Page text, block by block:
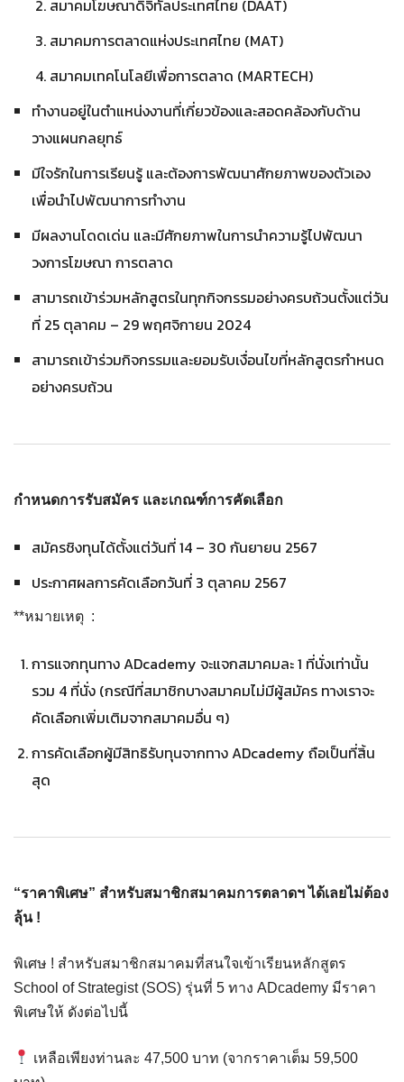
สมาคมโฆษณาดิจิทัลประเทศไทย (DAAT)
สมาคมการตลาดแห่งประเทศไทย (MAT)
สมาคมเทคโนโลยีเพื่อการตลาด (MARTECH)
ทำงานอยู่ในตำแหน่งงานที่เกี่ยวข้องและสอดคล้องกับด้าน
วางแผนกลยุทธ์
มีใจรักในการเรียนรู้ และต้องการพัฒนาศักยภาพของตัวเอง
เพื่อนำไปพัฒนาการทำงาน
มีผลงานโดดเด่น และมีศักยภาพในการนำความรู้ไปพัฒนา
วงการโฆษณา การตลาด
สามารถเข้าร่วมหลักสูตรในทุกกิจกรรมอย่างครบถ้วนตั้งแต่วัน
ที่ 25 ตุลาคม – 29 พฤศจิกายน 2024
สามารถเข้าร่วมกิจกรรมและยอมรับเงื่อนไขที่หลักสูตรกำหนด
อย่างครบถ้วน
กำหนดการรับสมัคร และเกณฑ์การคัดเลือก
สมัครชิงทุนได้ตั้งแต่วันที่ 14 – 30 กันยายน 2567
ประกาศผลการคัดเลือกวันที่ 3 ตุลาคม 2567
**หมายเหตุ :
การแจกทุนทาง ADcademy จะแจกสมาคมละ 1 ที่นั่งเท่านั้น
รวม 4 ที่นั่ง (กรณีที่สมาชิกบางสมาคมไม่มีผู้สมัคร ทางเราจะ
คัดเลือกเพิ่มเติมจากสมาคมอื่น ๆ)
การคัดเลือกผู้มีสิทธิรับทุนจากทาง ADcademy ถือเป็นที่สิ้น
สุด
“ราคาพิเศษ” สำหรับสมาชิกสมาคมการตลาดฯได้เลยไม่ต้อง
ลุ้น !
พิเศษ ! สำหรับสมาชิกสมาคมที่สนใจเข้าเรียนหลักสูตร
School of Strategist (SOS) รุ่นที่ 5 ทาง ADcademy มีราคา
พิเศษให้ ดังต่อไปนี้
เหลือเพียงท่านละ 47,500 บาท (จากราคาเต็ม 59,500